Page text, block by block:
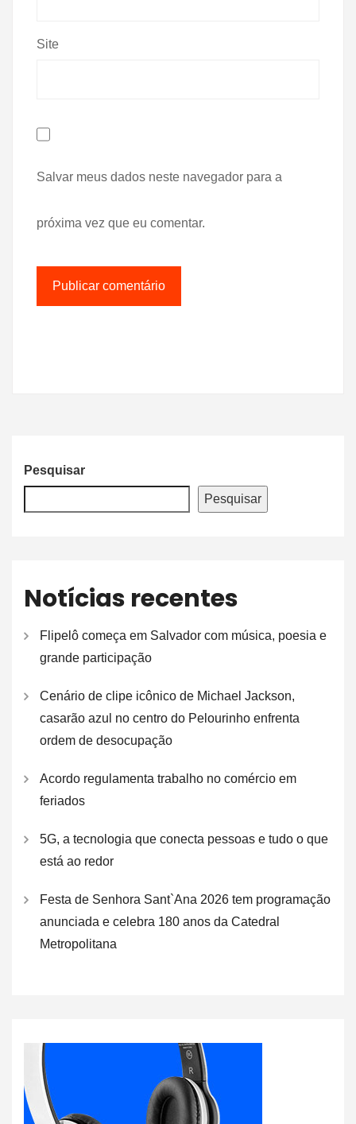
Site
Salvar meus dados neste navegador para a
próxima vez que eu comentar.
Pesquisar
Pesquisar
Notícias recentes
Flipelô começa em Salvador com música, poesia e
grande participação
Cenário de clipe icônico de Michael Jackson,
casarão azul no centro do Pelourinho enfrenta
ordem de desocupação
Acordo regulamenta trabalho no comércio em
feriados
5G, a tecnologia que conecta pessoas e tudo o que
está ao redor
Festa de Senhora Sant`Ana 2026 tem programação
anunciada e celebra 180 anos da Catedral
Metropolitana